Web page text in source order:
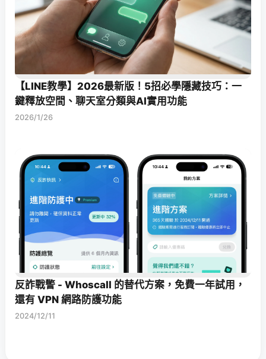
【LINE教學】2026最新版！5招必學隱藏技巧：一
鍵釋放空間、聊天室分類與AI實用功能
2026/1/26
反詐戰警 - Whoscall 的替代方案，免費一年試用，
還有 VPN 網路防護功能
2024/12/11